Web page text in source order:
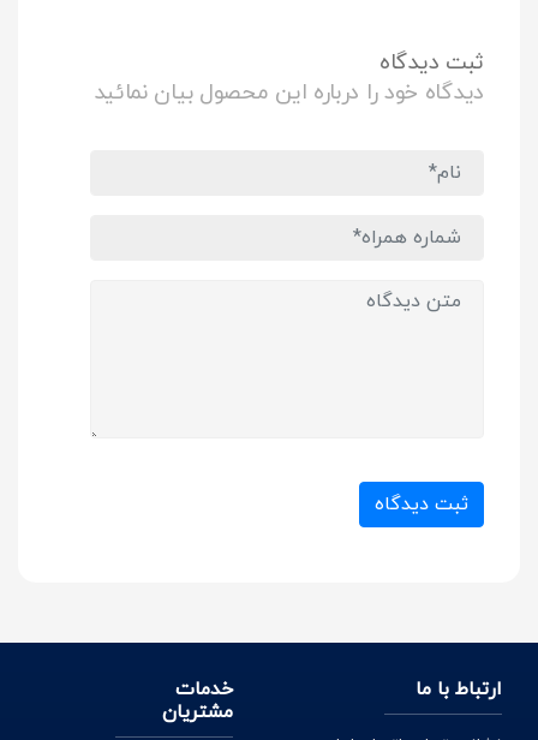
ثبت دیدگاه
دیدگاه خود را درباره این محصول بیان نمائید
ثبت دیدگاه
ارتباط با ما
خدمات
مشتریان